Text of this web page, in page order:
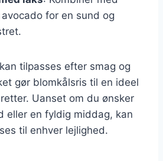
for en sund og
tilpasses efter smag og
gør blomkålsris til en ideel
Uanset om du ønsker
eller en fyldig middag, kan
til enhver lejlighed.